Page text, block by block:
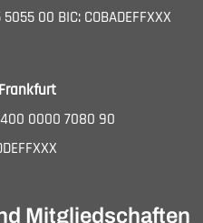
00 BIC: COBADEFFXXX
0000 7080 90
Mitgliedschaften